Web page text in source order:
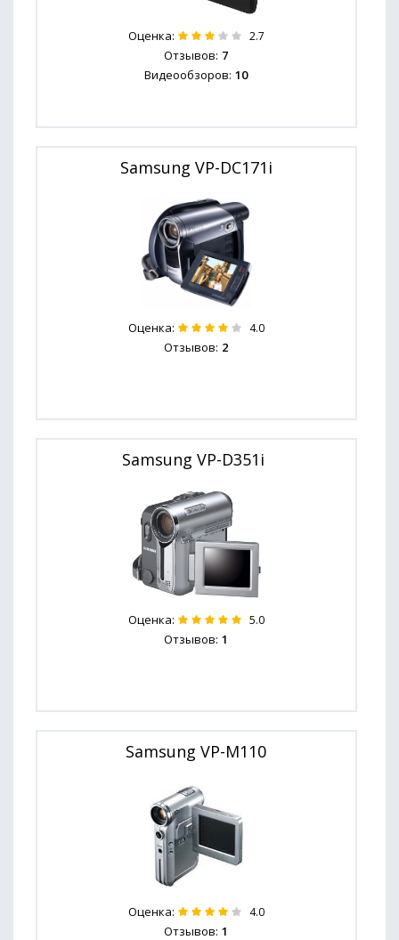
Оценка: 2.7
Отзывов: 7
Видеообзоров: 10
Samsung VP-DC171i
Оценка: 4.0
Отзывов: 2
Samsung VP-D351i
Оценка: 5.0
Отзывов: 1
Samsung VP-M110
Оценка: 4.0
Отзывов: 1